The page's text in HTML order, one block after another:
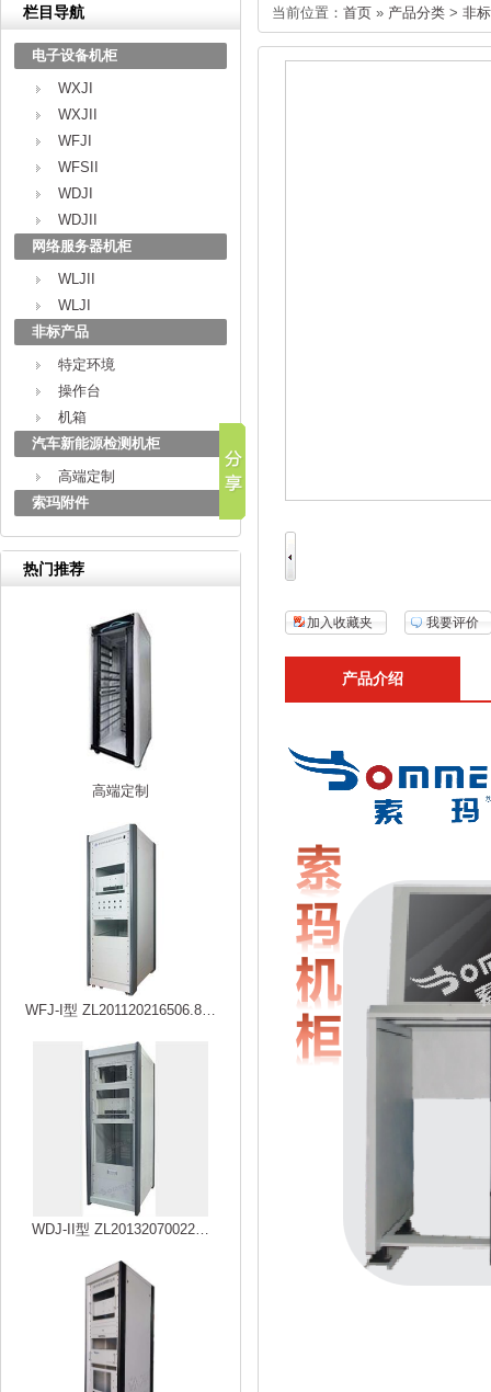
栏目导航
电子设备机柜
WXJI
WXJII
WFJI
WFSII
WDJI
WDJII
网络服务器机柜
WLJII
WLJI
非标产品
特定环境
操作台
机箱
汽车新能源检测机柜
高端定制
索玛附件
热门推荐
高端定制
WFJ-I型 ZL201120216506.8…
WDJ-II型 ZL20132070022…
当前位置： 首页 » 产品分类 > 非
加入收藏夹 我要评价
产品介绍